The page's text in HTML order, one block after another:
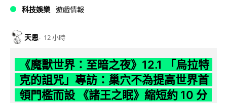
科技娛樂 遊戲情報
天恩 12 小時
《魔獸世界：至暗之夜》12.1 「烏拉特
克的詛咒」專訪：巢穴不為提高世界首
領門檻而設 《諸王之眠》縮短約 10 分